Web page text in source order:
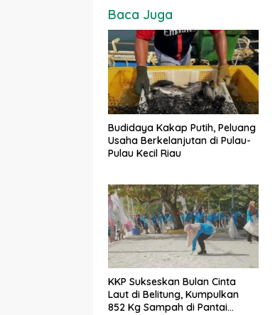
Baca Juga
Budidaya Kakap Putih, Peluang
Usaha Berkelanjutan di Pulau-
Pulau Kecil Riau
KKP Sukseskan Bulan Cinta
Laut di Belitung, Kumpulkan
852 Kg Sampah di Pantai